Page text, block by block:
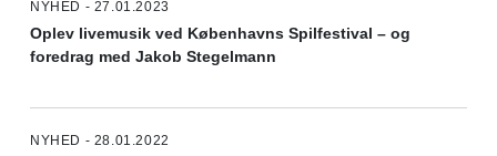
NYHED - 27.01.2023
Oplev livemusik ved Københavns Spilfestival – og
foredrag med Jakob Stegelmann
NYHED - 28.01.2022